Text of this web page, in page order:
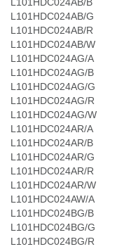
L101HDC024AB/G
L101HDC024AB/R
L101HDC024AB/W
L101HDC024AG/A
L101HDC024AG/B
L101HDC024AG/G
L101HDC024AG/R
L101HDC024AG/W
L101HDC024AR/A
L101HDC024AR/B
L101HDC024AR/G
L101HDC024AR/R
L101HDC024AR/W
L101HDC024AW/A
L101HDC024BG/B
L101HDC024BG/G
L101HDC024BG/R